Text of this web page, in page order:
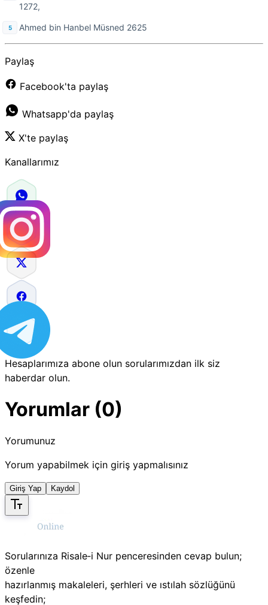
1272,
Ahmed bin Hanbel Müsned 2625
Paylaş
Facebook'ta paylaş
Whatsapp'da paylaş
X'te paylaş
Kanallarımız
Hesaplarımıza abone olun sorularımızdan ilk siz
haberdar olun.
Yorumlar (0)
Yorumunuz
Yorum yapabilmek için giriş yapmalısınız
Giriş Yap Kaydol
Sorularınıza Risale‑i Nur penceresinden cevap bulun;
özenle
hazırlanmış makaleleri, şerhleri ve ıstılah sözlüğünü
keşfedin;